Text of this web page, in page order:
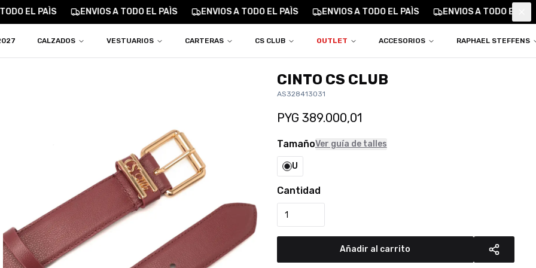
EL PAÌS ENVIOS A TODO EL PAÌS ENVIOS A TODO EL PAÌS ENVIOS A TODO EL PAÌS ENVIOS A TODO EL PAÌS
CALZADOS VESTUARIOS CARTERAS CS CLUB OUTLET ACCESORIOS RAPHAEL STEFFENS
CINTO CS CLUB
AS328413031
PYG 389.000,01
TamañoVer guía de talles
U
Cantidad
Añadir al carrito